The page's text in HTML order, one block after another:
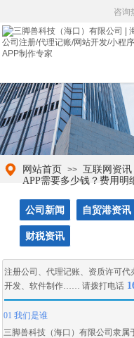
咨询
网站首页 >> 互联网资讯
APP需要多少钱？费用明
公司新闻 自贸港资讯
财税资讯
01 我们是谁
三脚兽科技（海口）有限公司隶属
注册公司 、 代理记账、 资质许可代
开发、 软件制作…… 请拨打电话